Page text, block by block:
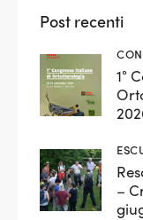
Post recenti
1°
–